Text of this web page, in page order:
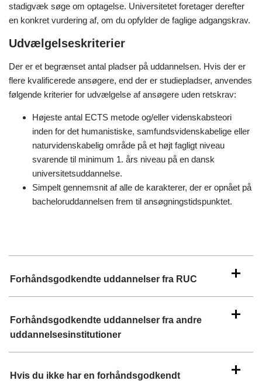
stadigvæk søge om optagelse. Universitetet foretager derefter
en konkret vurdering af, om du opfylder de faglige adgangskrav.
Udvælgelseskriterier
Der er et begrænset antal pladser på uddannelsen. Hvis der er
flere kvalificerede ansøgere, end der er studiepladser, anvendes
følgende kriterier for udvælgelse af ansøgere uden retskrav:
Højeste antal ECTS metode og/eller videnskabsteori
inden for det humanistiske, samfundsvidenskabelige eller
naturvidenskabelig område på et højt fagligt niveau
svarende til minimum 1. års niveau på en dansk
universitetsuddannelse.
Simpelt gennemsnit af alle de karakterer, der er opnået på
bacheloruddannelsen frem til ansøgningstidspunktet.
Forhåndsgodkendte uddannelser fra RUC
Forhåndsgodkendte uddannelser fra andre
uddannelsesinstitutioner
Hvis du ikke har en forhåndsgodkendt